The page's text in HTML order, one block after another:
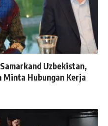
Uzbekistan,
Minta Hubungan Kerja